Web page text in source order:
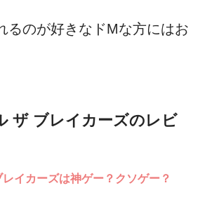
るのが好きなドMな方にはお
ザ ブレイカーズのレビ
レイカーズは神ゲー？クソゲー？